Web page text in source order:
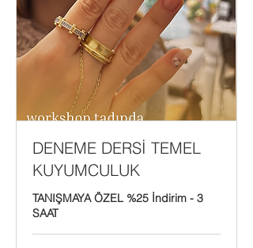
DENEME DERSİ TEMEL
KUYUMCULUK
TANIŞMAYA ÖZEL %25 İndirim - 3
SAAT